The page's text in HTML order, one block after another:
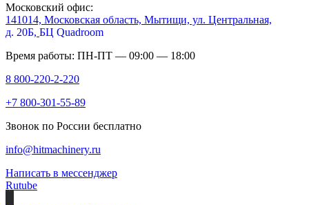
Московский офис:
141014, Московская область, Мытищи, ул. Центральная,
д. 20Б, БЦ Quadroom
Время работы: ПН-ПТ — 09:00 — 18:00
8 800-220-2-220
+7 800-301-55-89
Звонок по России бесплатно
info@hitmachinery.ru
Написать в мессенджер
Rutube